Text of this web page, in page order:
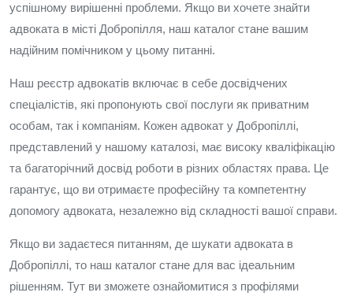
успішному вирішенні проблеми. Якщо ви хочете знайти
адвоката в місті Добропілля, наш каталог стане вашим
надійним помічником у цьому питанні.
Наш реєстр адвокатів включає в себе досвідчених
спеціалістів, які пропонують свої послуги як приватним
особам, так і компаніям. Кожен адвокат у Добропіллі,
представлений у нашому каталозі, має високу кваліфікацію
та багаторічний досвід роботи в різних областях права. Це
гарантує, що ви отримаєте професійну та компетентну
допомогу адвоката, незалежно від складності вашої справи.
Якщо ви задаєтеся питанням, де шукати адвоката в
Добропіллі, то наш каталог стане для вас ідеальним
рішенням. Тут ви зможете ознайомитися з профілями